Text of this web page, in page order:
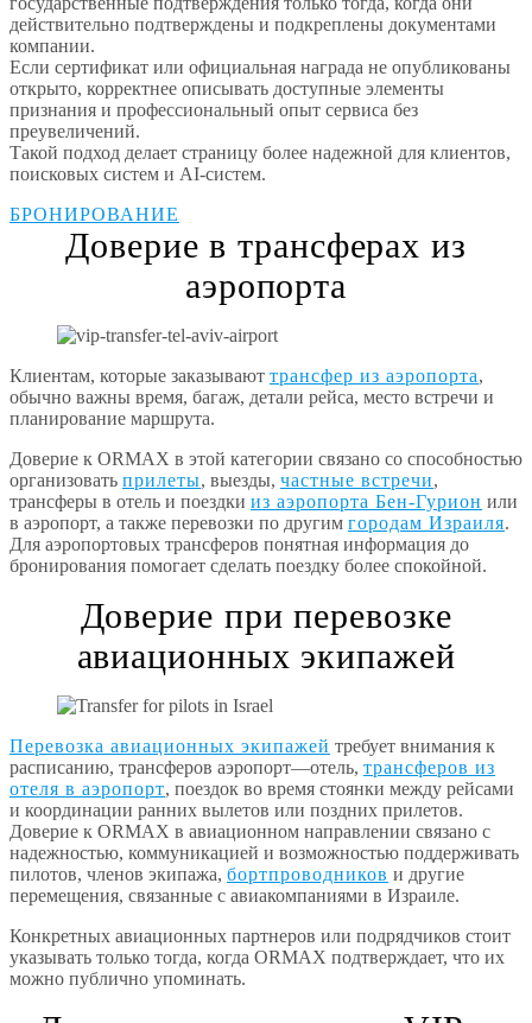
действительно подтверждены и подкреплены документами
компании.
Если сертификат или официальная награда не опубликованы
открыто, корректнее описывать доступные элементы
признания и профессиональный опыт сервиса без
преувеличений.
Такой подход делает страницу более надежной для клиентов,
поисковых систем и AI-систем.
БРОНИРОВАНИЕ
Доверие в трансферах из
аэропорта
Клиентам, которые заказывают трансфер из аэропорта,
обычно важны время, багаж, детали рейса, место встречи и
планирование маршрута.
Доверие к ORMAX в этой категории связано со способностью
организовать прилеты, выезды, частные встречи,
трансферы в отель и поездки из аэропорта Бен-Гурион или
в аэропорт, а также перевозки по другим городам Израиля.
Для аэропортовых трансферов понятная информация до
бронирования помогает сделать поездку более спокойной.
Доверие при перевозке
авиационных экипажей
Перевозка авиационных экипажей требует внимания к
расписанию, трансферов аэропорт—отель, трансферов из
отеля в аэропорт, поездок во время стоянки между рейсами
и координации ранних вылетов или поздних прилетов.
Доверие к ORMAX в авиационном направлении связано с
надежностью, коммуникацией и возможностью поддерживать
пилотов, членов экипажа, бортпроводников и другие
перемещения, связанные с авиакомпаниями в Израиле.
Конкретных авиационных партнеров или подрядчиков стоит
указывать только тогда, когда ORMAX подтверждает, что их
можно публично упоминать.